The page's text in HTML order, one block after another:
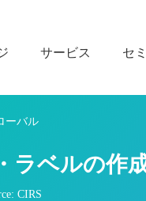
サービス セ
ーバル
ラベルの作
CIRS